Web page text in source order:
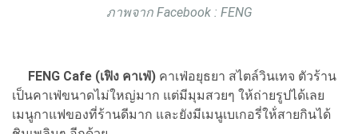
ภาพจาก Facebook : FENG
FENG Cafe (เฟิง คาเฟ่) คาเฟ่อยุธยา สไตล์วินเทจ ตัวร้าน
เป็นคาเฟ่ขนาดไม่ใหญ่มาก แต่มีมุมสวยๆ ให้ถ่ายรูปได้เลย
เมนูกาแฟของที่ร้านดีมาก และยังมีเมนูเบเกอรี่ให้่สายกินได้